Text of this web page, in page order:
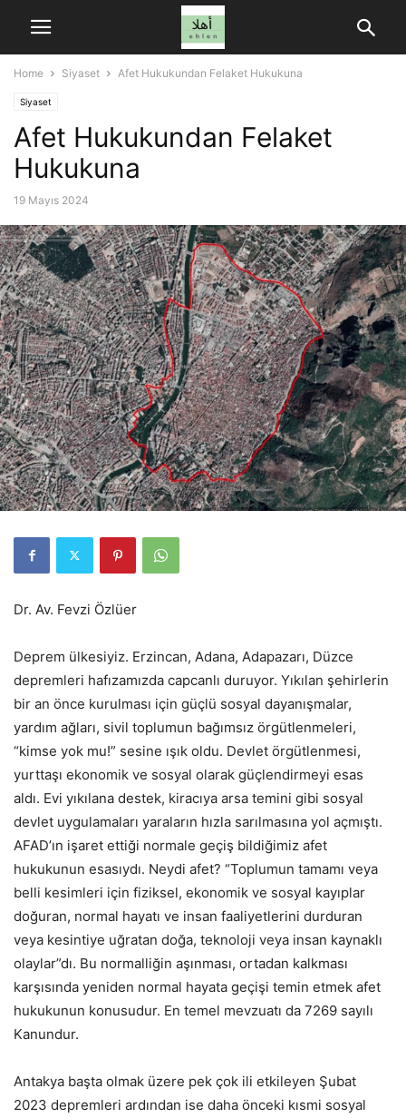
Home Siyaset Afet Hukukundan Felaket Hukukuna
Siyaset
Afet Hukukundan Felaket
Hukukuna
19 Mayıs 2024
Dr. Av. Fevzi Özlüer
Deprem ülkesiyiz. Erzincan, Adana, Adapazarı, Düzce
depremleri hafızamızda capcanlı duruyor. Yıkılan şehirlerin
bir an önce kurulması için güçlü sosyal dayanışmalar,
yardım ağları, sivil toplumun bağımsız örgütlenmeleri,
“kimse yok mu!” sesine ışık oldu. Devlet örgütlenmesi,
yurttaşı ekonomik ve sosyal olarak güçlendirmeyi esas
aldı. Evi yıkılana destek, kiracıya arsa temini gibi sosyal
devlet uygulamaları yaraların hızla sarılmasına yol açmıştı.
AFAD’ın işaret ettiği normale geçiş bildiğimiz afet
hukukunun esasıydı. Neydi afet? “Toplumun tamamı veya
belli kesimleri için fiziksel, ekonomik ve sosyal kayıplar
doğuran, normal hayatı ve insan faaliyetlerini durduran
veya kesintiye uğratan doğa, teknoloji veya insan kaynaklı
olaylar”dı. Bu normalliğin aşınması, ortadan kalkması
karşısında yeniden normal hayata geçişi temin etmek afet
hukukunun konusudur. En temel mevzuatı da 7269 sayılı
Kanundur.
Antakya başta olmak üzere pek çok ili etkileyen Şubat
2023 depremleri ardından ise daha önceki kısmi sosyal